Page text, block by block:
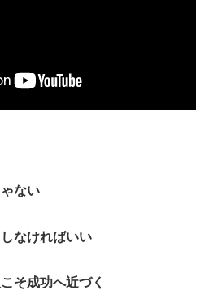
ない
なければいい
そ成功へ近づく